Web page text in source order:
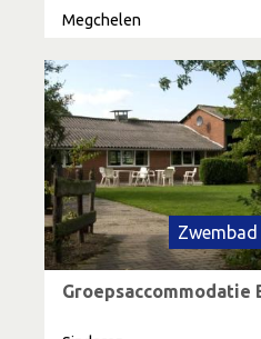
Megchelen
Groepsaccommodatie